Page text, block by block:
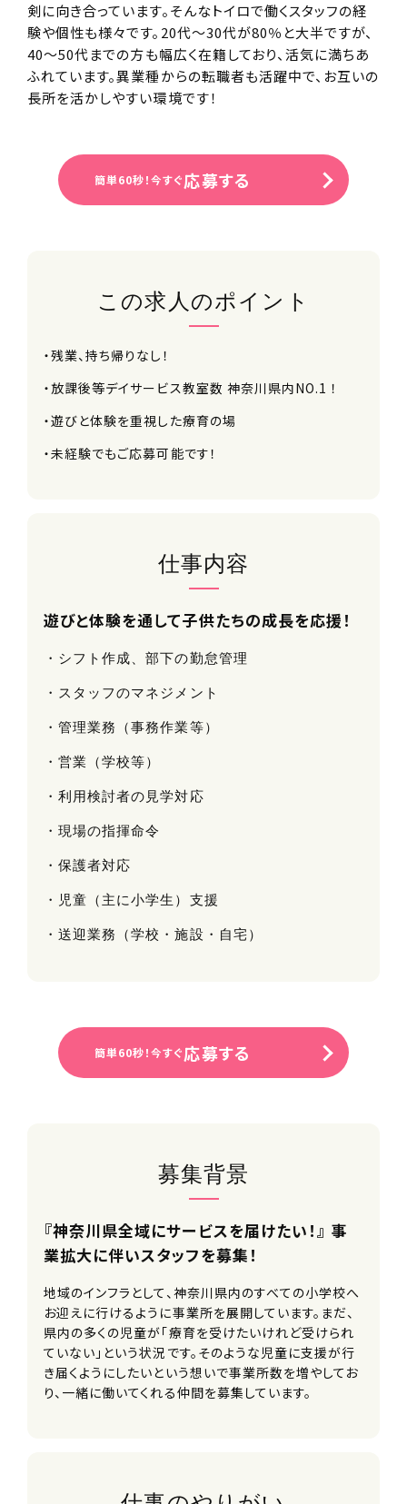
剣に向き合っています。そんなトイロで働くスタッフの経
験や個性も様々です。20代～30代が80％と大半ですが、
40～50代までの方も幅広く在籍しており、活気に満ちあ
ふれています。異業種からの転職者も活躍中で、お互いの
長所を活かしやすい環境です！
簡単60秒！今すぐ応募する
この求人のポイント
・残業、持ち帰りなし！
・放課後等デイサービス教室数 神奈川県内NO.1 ！
・遊びと体験を重視した療育の場
・未経験でもご応募可能です！
仕事内容
遊びと体験を通して子供たちの成長を応援！
・シフト作成、部下の勤怠管理
・スタッフのマネジメント
・管理業務（事務作業等）
・営業（学校等）
・利用検討者の見学対応
・現場の指揮命令
・保護者対応
・児童（主に小学生）支援
・送迎業務（学校・施設・自宅）
簡単60秒！今すぐ応募する
募集背景
『神奈川県全域にサービスを届けたい！』 事
業拡大に伴いスタッフを募集！
地域のインフラとして、神奈川県内のすべての小学校へ
お迎えに行けるように事業所を展開しています。まだ、
県内の多くの児童が「療育を受けたいけれど受けられ
ていない」という状況です。そのような児童に支援が行
き届くようにしたいという想いで事業所数を増やしてお
り、一緒に働いてくれる仲間を募集しています。